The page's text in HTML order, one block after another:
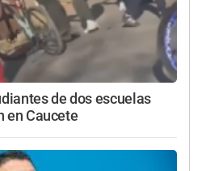
de dos escuelas
en Caucete